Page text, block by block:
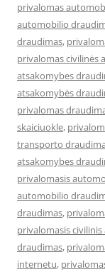
privalomas
automobilio
draudimas,
privalomas civilinės
atsakomybes
atsakomybės
privalomas
skaiciuokle,
transporto
atsakomybes
privalomasis
automobilio
draudimas,
privalomasis
draudimas,
internetu,